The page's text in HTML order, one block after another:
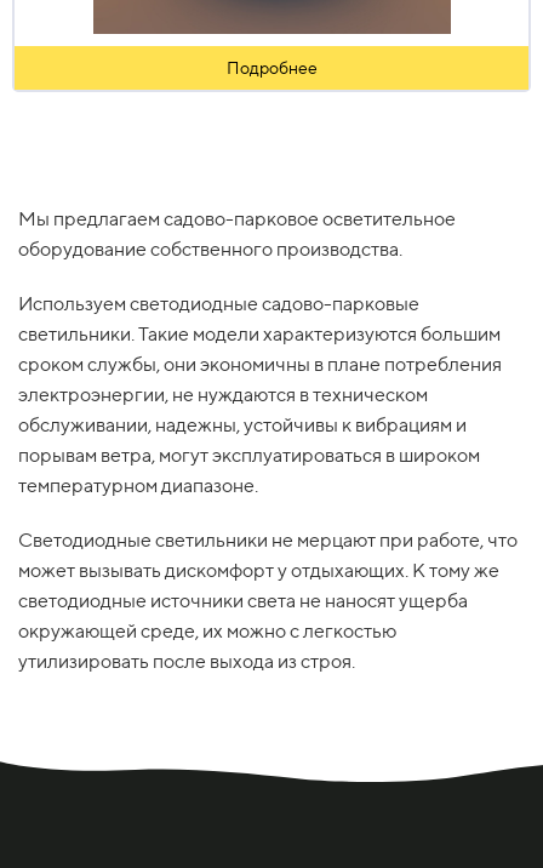
Подробнее
Мы предлагаем садово-парковое осветительное
оборудование собственного производства.
Используем светодиодные садово-парковые
светильники. Такие модели характеризуются большим
сроком службы, они экономичны в плане потребления
электроэнергии, не нуждаются в техническом
обслуживании, надежны, устойчивы к вибрациям и
порывам ветра, могут эксплуатироваться в широком
температурном диапазоне.
Светодиодные светильники не мерцают при работе, что
может вызывать дискомфорт у отдыхающих. К тому же
светодиодные источники света не наносят ущерба
окружающей среде, их можно с легкостью
утилизировать после выхода из строя.